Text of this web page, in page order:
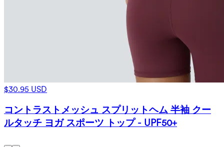
$30.95 USD
コントラストメッシュ スプリットヘム 半袖 クー
ルタッチ ヨガ スポーツ トップ - UPF50+